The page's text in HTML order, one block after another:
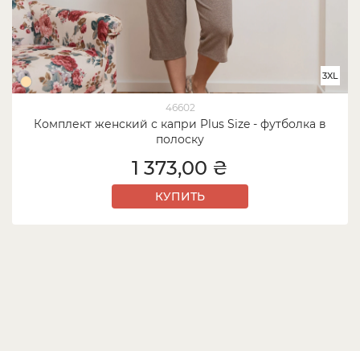
46602
Комплект женский с капри Plus Size - футболка в
полоску
3XL
1 373,00 ₴
КУПИТЬ